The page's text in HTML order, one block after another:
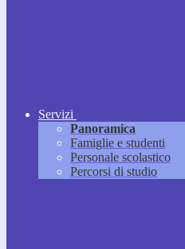
Servizi
Panoramica
Famiglie e studenti
Personale scolastico
Percorsi di studio